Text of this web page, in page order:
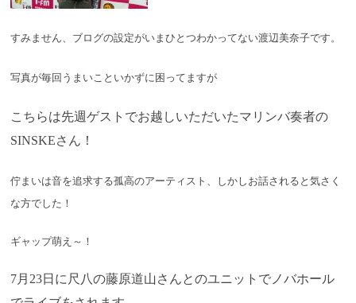
すみません、ブログの設定がいまひとつわかってない渡辺美奈子です。
写真が毎回うまいこといかずに困ってますが
こちらは先週ゲストでお越しいただいたマリンバ奏者の
SINSKEさん！
佇まいは音を追求する孤高のアーティスト、しかしお話されると気さく
な方でした！
ギャップ萌え～！
7月23日に尺八の藤原道山さんとのユニットで ノバホール